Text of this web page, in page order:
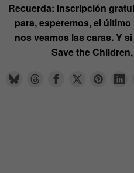
Recuerda: inscripción
para, esperemos, el
nos veamos las caras. Y
Save the Children,